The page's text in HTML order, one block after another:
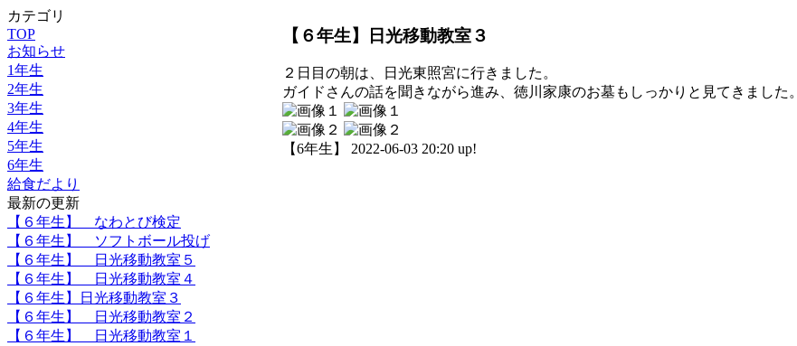
カテゴリ
TOP
お知らせ
1年生
2年生
3年生
4年生
5年生
6年生
給食だより
最新の更新
【６年生】 なわとび検定
【６年生】 ソフトボール投げ
【６年生】 日光移動教室５
【６年生】 日光移動教室４
【６年生】日光移動教室３
【６年生】 日光移動教室２
【６年生】 日光移動教室１
【６年生】日光移動教室３
２日目の朝は、日光東照宮に行きました。
ガイドさんの話を聞きながら進み、徳川家康のお墓もしっかりと見てきました。
【6年生】 2022-06-03 20:20 up!